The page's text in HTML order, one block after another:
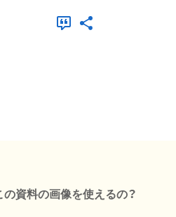
資料の画像を使えるの？